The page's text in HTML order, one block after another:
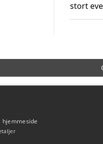
stort